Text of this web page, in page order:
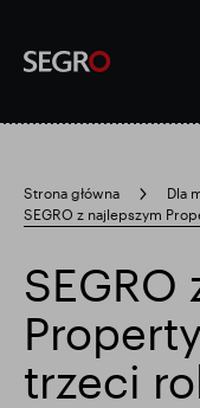
Submit
search
Search
Popularne wyszukiwanie
Odpowiedzialny
Strona główna Dla
SEGRO z najlepszym
trzeci